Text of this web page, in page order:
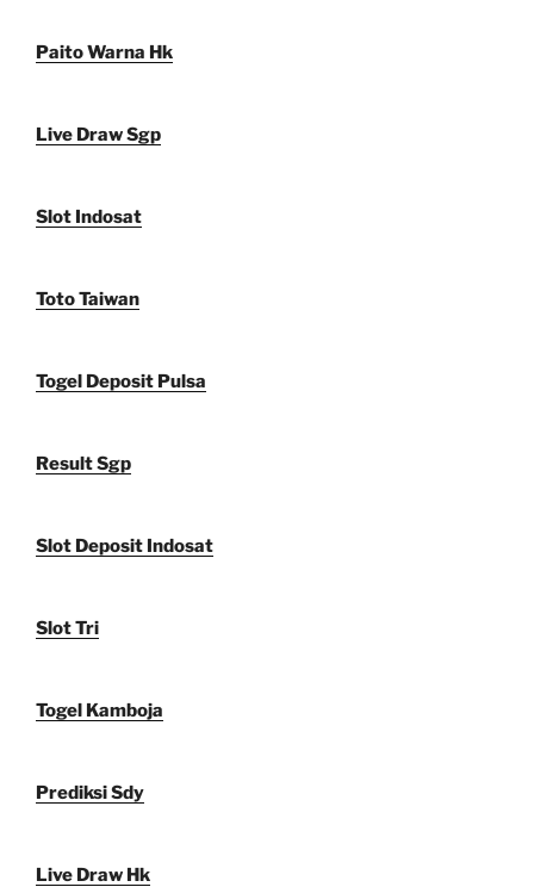
Paito Warna Hk
Live Draw Sgp
Slot Indosat
Toto Taiwan
Togel Deposit Pulsa
Result Sgp
Slot Deposit Indosat
Slot Tri
Togel Kamboja
Prediksi Sdy
Live Draw Hk